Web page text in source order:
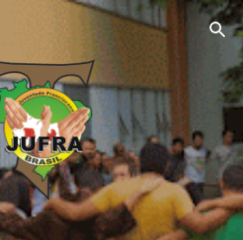
Pular para o conteúdo principal